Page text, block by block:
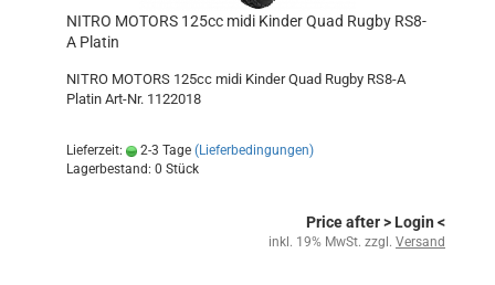
NITRO MOTORS 125cc midi Kinder Quad Rugby RS8-
A Platin
NITRO MOTORS 125cc midi Kinder Quad Rugby RS8-A
Platin Art-Nr. 1122018
Lieferzeit: 2-3 Tage (Lieferbedingungen)
Lagerbestand: 0 Stück
Price after> Login <
inkl. 19% MwSt. zzgl. Versand